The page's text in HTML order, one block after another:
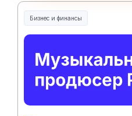
Бизнес и финансы